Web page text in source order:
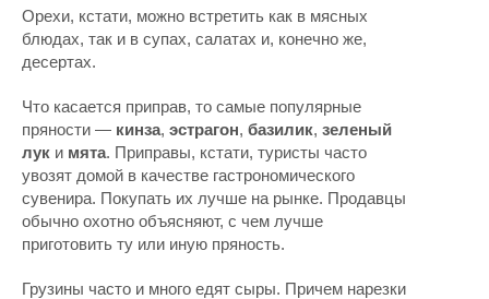
Орехи, кстати, можно встретить как в мясных
блюдах, так и в супах, салатах и, конечно же,
десертах.
Что касается приправ, то самые популярные
пряности — кинза, эстрагон, базилик, зеленый
лук и мята. Приправы, кстати, туристы часто
увозят домой в качестве гастрономического
сувенира. Покупать их лучше на рынке. Продавцы
обычно охотно объясняют, с чем лучше
приготовить ту или иную пряность.
Грузины часто и много едят сыры. Причем нарезки